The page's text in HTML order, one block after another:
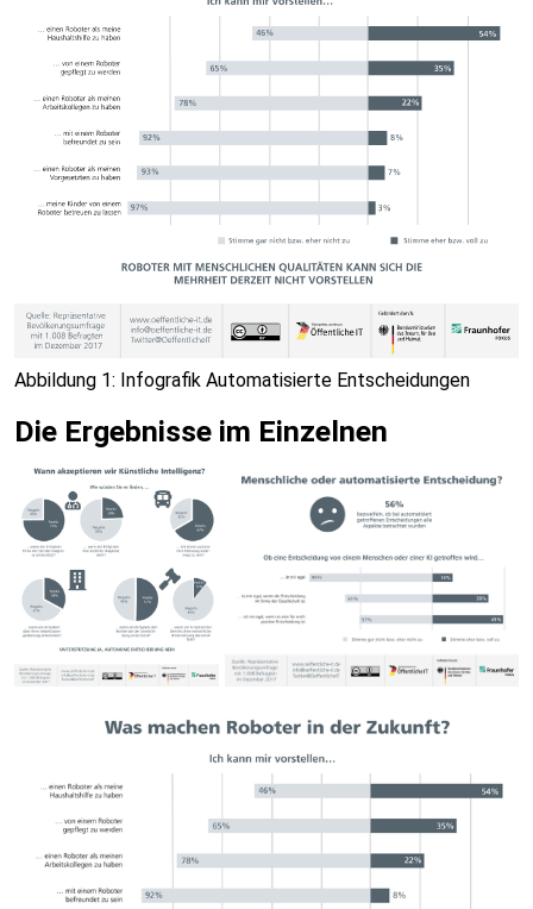
Abbildung 1: Infografik Automatisierte Entscheidungen
Die Ergebnisse im Einzelnen